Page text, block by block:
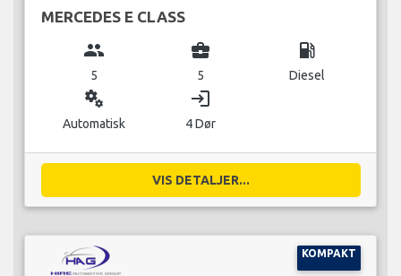
MERCEDES E CLASS
group
5
business_center
5
local_gas_station
Diesel
miscellaneous_services
Automatisk
login
4 Dør
VIS DETALJER...
KOMPAKT